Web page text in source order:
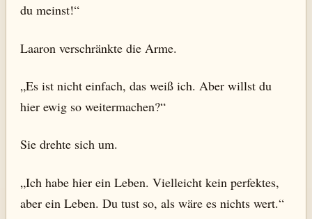
du meinst!“
Laaron verschränkte die Arme.
„Es ist nicht einfach, das weiß ich. Aber willst du
hier ewig so weitermachen?“
Sie drehte sich um.
„Ich habe hier ein Leben. Vielleicht kein perfektes,
aber ein Leben. Du tust so, als wäre es nichts wert.“